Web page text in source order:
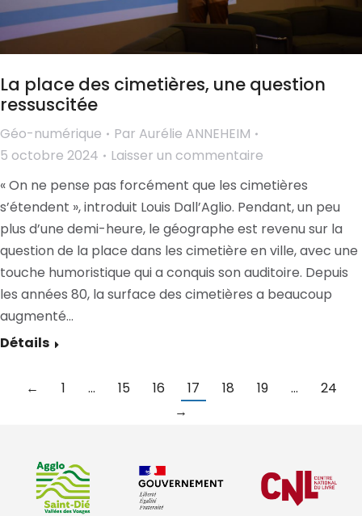
La place des cimetières, une question
ressuscitée
Géo-numérique Par Aurélie ANNEHEIM
5 octobre 2024
Laisser un commentaire
« On ne pense pas forcément que les cimetières
s’étendent », introduit Louis Dall’Aglio. Pendant, un peu
plus d’une demi-heure, le géographe est revenu sur la
question de la place dans les cimetière en ville, avec une
touche humoristique qui a conquis son auditoire. Depuis
les années 80, la surface des cimetières a beaucoup
augmenté…
Détails
← 1 … 15 16 17 18 19 …
24
→